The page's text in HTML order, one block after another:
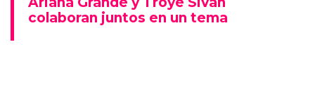
colaboran juntos en un tema